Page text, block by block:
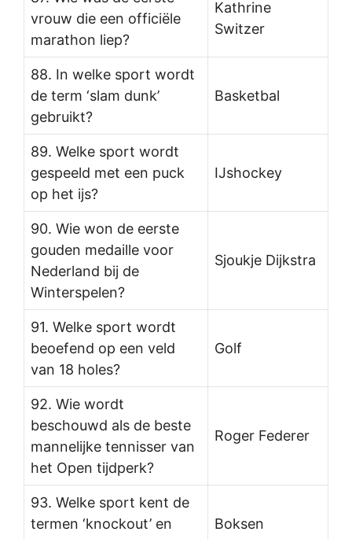
vrouw die een officiële
marathon liep?
Kathrine
Switzer
88. In welke sport wordt
de term ‘slam dunk’
gebruikt?
Basketbal
89. Welke sport wordt
gespeeld met een puck
op het ijs?
IJshockey
90. Wie won de eerste
gouden medaille voor
Nederland bij de
Winterspelen?
Sjoukje Dijkstra
91. Welke sport wordt
beoefend op een veld
van 18 holes?
Golf
92. Wie wordt
beschouwd als de beste
mannelijke tennisser van
het Open tijdperk?
Roger Federer
93. Welke sport kent de
termen ‘knockout’ en
Boksen